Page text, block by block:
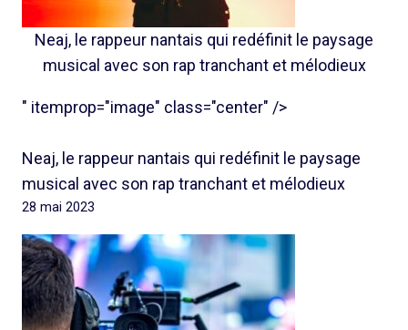
Neaj, le rappeur nantais qui redéfinit le paysage
musical avec son rap tranchant et mélodieux
" itemprop="image" class="center" />
Neaj, le rappeur nantais qui redéfinit le paysage
musical avec son rap tranchant et mélodieux
28 mai 2023